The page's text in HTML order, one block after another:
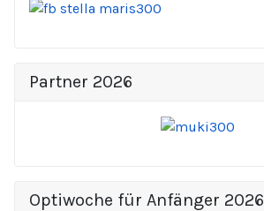
Partner 2026
Optiwoche für Anfänger 2026